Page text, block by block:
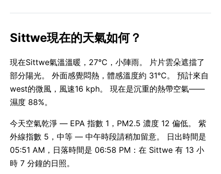
Sittwe現在的天氣如何？
現在Sittwe氣溫溫暖，27°C，小陣雨。 片片雲朵遮擋了
部分陽光。 外面感覺悶熱，體感溫度約 31°C。 預計來自
west的微風，風速16 kph。 現在是沉重的熱帶空氣——
濕度 88%。
今天空氣乾淨 — EPA 指數 1，PM2.5 濃度 12 偏低。 紫
外線指數 5，中等 — 中午時段請稍加留意。 日出時間是
05:51 AM，日落時間是 06:58 PM：在 Sittwe 有 13 小
時 7 分鐘的日照。